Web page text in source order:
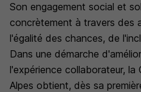
Son engagement social et
concrètement à travers des
l'égalité des chances, de
Dans une démarche
l'expérience collaborateur, la
Alpes obtient, dès sa